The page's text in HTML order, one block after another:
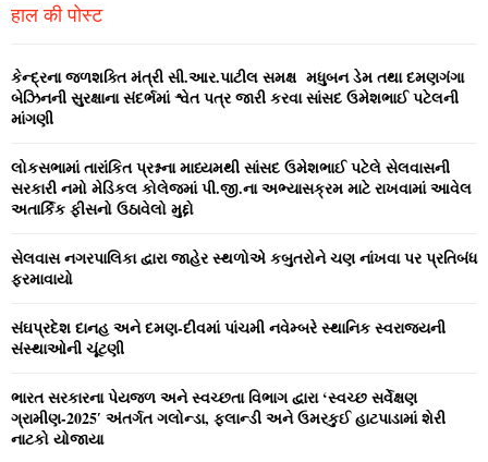
h
o
r
:
R
H
हाल की पोस्ट
કેન્‍દ્રના જળશક્‍તિ મંત્રી સી.આર.પાટીલ સમક્ષ મધુબન ડેમ તથા દમણગંગા
બેઝિનની સુરક્ષાના સંદર્ભમાં શ્વેત પત્ર જારી કરવા સાંસદ ઉમેશભાઈ પટેલની
માંગણી
લોકસભામાં તારાંકિત પ્રશ્નના માધ્‍યમથી સાંસદ ઉમેશભાઈ પટેલે સેલવાસની
સરકારી નમો મેડિકલ કોલેજમાં પી.જી.ના અભ્‍યાસક્રમ માટે રાખવામાં આવેલ
અતાર્કિક ફીસનો ઉઠાવેલો મુદ્દો
સેલવાસ નગરપાલિકા દ્વારા જાહેર સ્‍થળોએ કબુતરોને ચણ નાંખવા પર પ્રતિબંધ
ફરમાવાયો
સંઘપ્રદેશ દાનહ અને દમણ-દીવમાં પાંચમી નવેમ્‍બરે સ્‍થાનિક સ્‍વરાજ્‍યની
સંસ્‍થાઓની ચૂંટણી
ભારત સરકારના પેયજળ અને સ્‍વચ્‍છતા વિભાગ દ્વારા ‘સ્‍વચ્‍છ સર્વેક્ષણ
ગ્રામીણ-2025′ અંતર્ગત ગલોન્‍ડા, ફલાન્‍ડી અને ઉમરકુઈ હાટપાડામાં શેરી
નાટકો યોજાયા